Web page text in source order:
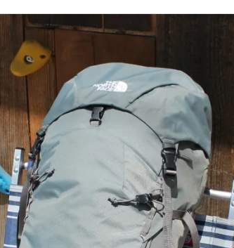
Foot Wear
Backpacks＆
OtherBags
Cooking Gear
Sleeping Gear
Tent ＆ Shelter
Camping Gear
Field Gear
Climb ＆ Alpine
Gear
Books＆Others
River Sports
XXSXSSMLXL
UNISEX
富
春
ギア
テン
ア！
沢登
ア！
トレ
ア！
キャ